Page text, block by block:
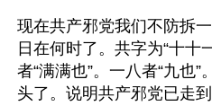
现在共产邪党我们不防拆
日在何时了。共字为“十十
者“满满也”。一八者“九也
头了。说明共产邪党已走